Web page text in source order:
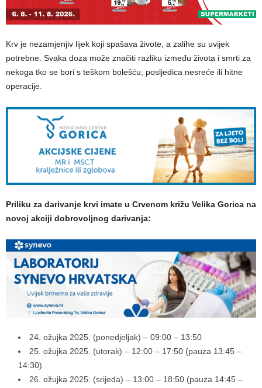
Krv je nezamjenjiv lijek koji spašava živote, a zalihe su uvijek
potrebne. Svaka doza može značiti razliku između života i smrti za
nekoga tko se bori s teškom bolešću, posljedica nesreće ili hitne
operacije.
Priliku za darivanje krvi imate u Crvenom križu Velika Gorica na
novoj akciji dobrovoljnog darivanja:
24. ožujka 2025. (ponedjeljak) – 09:00 – 13:50
25. ožujka 2025. (utorak) – 12:00 – 17:50 (pauza 13:45 –
14:30)
26. ožujka 2025. (srijeda) – 13:00 – 18:50 (pauza 14:45 –